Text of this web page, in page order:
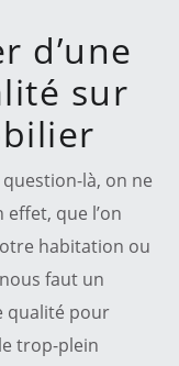
d’une
sur
là, on ne
que l’on
habitation ou
faut un
qualité pour
trop-plein